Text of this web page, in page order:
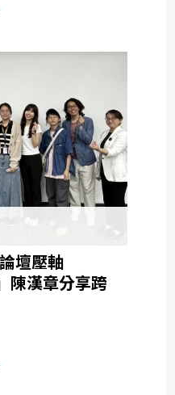
壇壓軸
陳漢章分享跨